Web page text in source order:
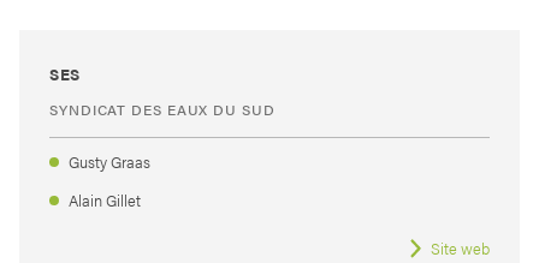
SES
SYNDICAT DES EAUX DU SUD
Gusty Graas
Alain Gillet
Site web